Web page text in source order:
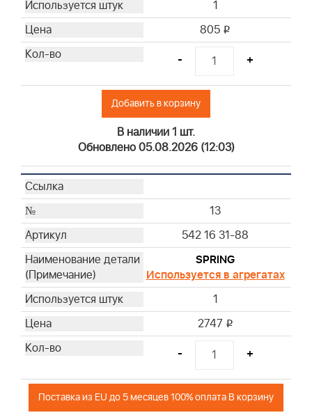
1
805 i
- +
Добавить в корзину
В наличии 1 шт.
Обновлено 05.08.2026 (12:03)
13
542 16 31-88
SPRING
Используется в агрегатах
1
2747 i
- +
Поставка из EU до 5 месяцев 100% оплата В корзину